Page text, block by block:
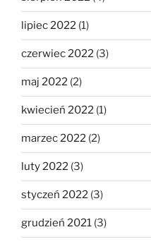
lipiec 2022 (1)
czerwiec 2022 (3)
maj 2022 (2)
kwiecień 2022 (1)
marzec 2022 (2)
luty 2022 (3)
styczeń 2022 (3)
grudzień 2021 (3)